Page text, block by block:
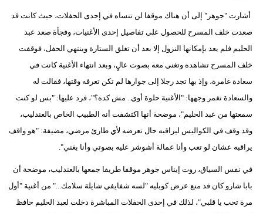
أشارت "جوهر" إلى أن هناك موقفا لن تنساه في إحدى الحفلات، حيث كانت قد
صعدت خلف المسرح للحصول على تفاصيل إحدى الأغنيات، وفجأة صعد عبد
الحليم فلم يعد بإمكانها النزول إلا بعد أن تغلق الستارة وينتهي الحفل، فوقفت
خلف المسرح تشاهده وتغني معه بصوت عالٍ، وبعد انتهاء الأغنية كانت في
سعادة غامرة، وإذ بها تجد رجلا إلى جوارها لم تكن تعرفه وقتها، فقالت له
والسعادة تغمر وجهها: "الأغنية حلوة أوي.. مش كده؟"، فرد عليها: "بس لو كنت
سمعتها من عبد الحليم"، موضحة أنها اكتشفت أنه الطبيب الخاص بالعندليب،
وقد وقف في الكواليس ليراقبه حال تعرضه لأي طارئ مرضي، مضيفة: "هو واقف
يراقبه عشان لو تعب وأنا عمالة أشوشر عليه بصوتي وأنا بغني".
في نفس السياق، روت إيناس جوهر موقفا طريفا جمعها بالعندليب، موضحة أن
بابا شارو كان قد منع عرض كوبليه "لسه شفايفي شايلة سلامك..." من أغنية "أول
مرة تحب يا قلبي"، لذلك في إحدى الحفلات المباشرة دخلت لعبد الحليم حافظ